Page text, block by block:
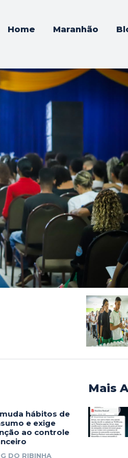
Home Maranhão
hábitos de
e exige
ao controle
DO RIBINHA
Mais